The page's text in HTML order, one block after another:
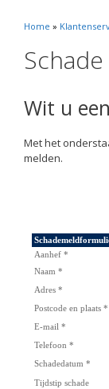
Home »
Wit u
Met het
melden.